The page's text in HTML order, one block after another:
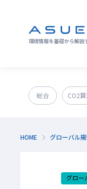
環境情報を基礎から解説
総合 CO2
HOME グローバル
グロー